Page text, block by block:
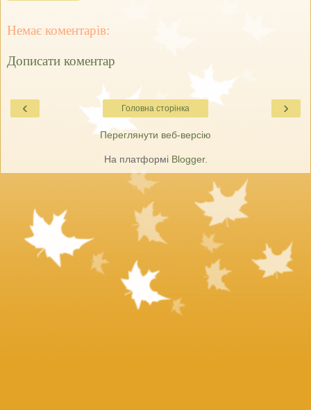
Немає коментарів:
Дописати коментар
‹ ›
Головна сторінка
Переглянути веб-версію
На платформі Blogger.